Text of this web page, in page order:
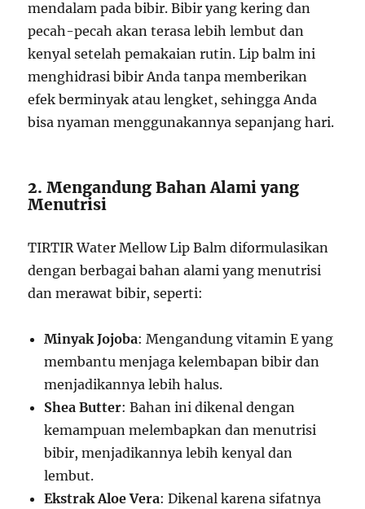
mendalam pada bibir. Bibir yang kering dan
pecah-pecah akan terasa lebih lembut dan
kenyal setelah pemakaian rutin. Lip balm ini
menghidrasi bibir Anda tanpa memberikan
efek berminyak atau lengket, sehingga Anda
bisa nyaman menggunakannya sepanjang hari.
2. Mengandung Bahan Alami yang
Menutrisi
TIRTIR Water Mellow Lip Balm diformulasikan
dengan berbagai bahan alami yang menutrisi
dan merawat bibir, seperti:
Minyak Jojoba: Mengandung vitamin E yang
membantu menjaga kelembapan bibir dan
menjadikannya lebih halus.
Shea Butter: Bahan ini dikenal dengan
kemampuan melembapkan dan menutrisi
bibir, menjadikannya lebih kenyal dan
lembut.
Ekstrak Aloe Vera: Dikenal karena sifatnya